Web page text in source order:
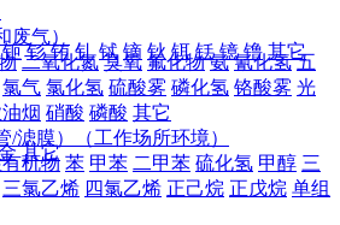
废气）
二氧化氮 臭氧 氟化物 氨 氰化氢 五
氯气 氯化氢 硫酸雾 磷化氢 铬酸雾 光
烟 硝酸 磷酸 其它
/滤膜）（工作场所环境）
机物 苯 甲苯 二甲苯 硫化氢 甲醇 三
三氯乙烯 四氯乙烯 正己烷 正戊烷 单组
钷 钐 铕 钆 铽 镝 钬 铒 铥 镱 镥 其它
其它